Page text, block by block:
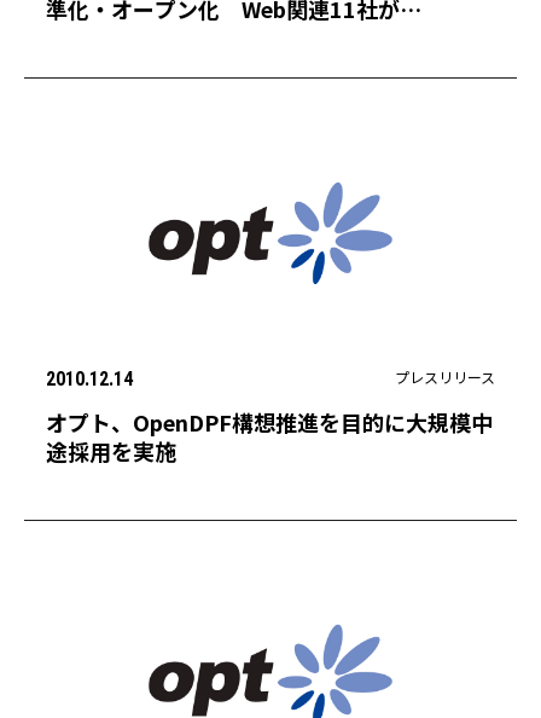
準化・オープン化 Web関連11社が
2010.12.14 プレスリリース
オプト、OpenDPF構想推進を目的に大規模中
途採用を実施